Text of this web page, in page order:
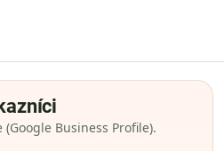
Business Profile).